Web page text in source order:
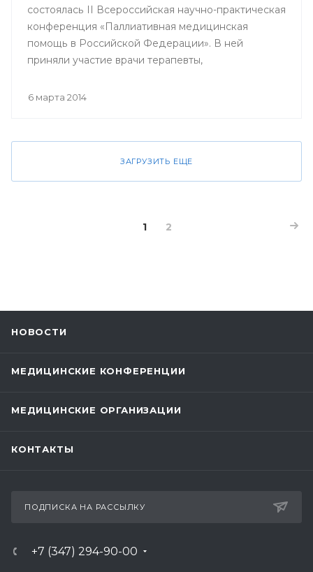
состоялась II Всероссийская научно-практическая
конференция «Паллиативная медицинская
помощь в Российской Федерации». В ней
приняли участие врачи терапевты,
неврологи, онкологи, педиатры, пульмонологи,
профильных кафедр, врачи интерны, курсанты
6 марта 2014
ЗАГРУЗИТЬ ЕЩЕ
1 2
НОВОСТИ
МЕДИЦИНСКИЕ КОНФЕРЕНЦИИ
МЕДИЦИНСКИЕ ОРГАНИЗАЦИИ
КОНТАКТЫ
ПОДПИСКА НА РАССЫЛКУ
+7 (347) 294-90-00